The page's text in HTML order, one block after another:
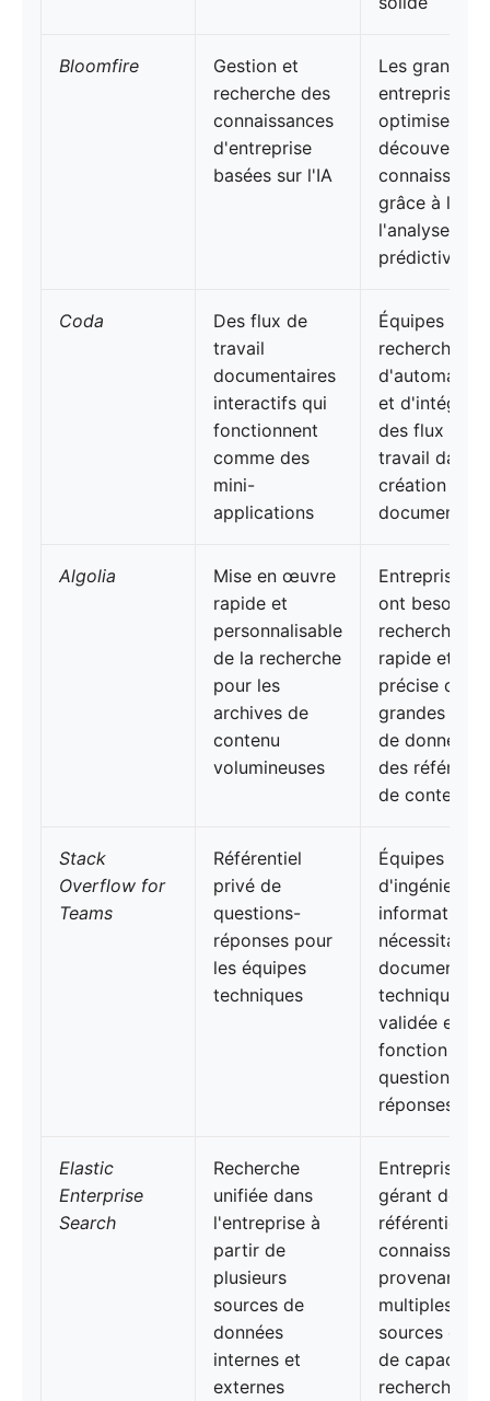
Bloomfire
Gestion et
recherche des
connaissances
d'entreprise
basées sur l'IA
Les grandes
entreprises
optimisent la
découverte
grâce à l'IA
l'analyse
prédictive
Coda
Des flux de
travail
documentaires
interactifs qui
fonctionnent
comme des
mini-
applications
Équipes à la
recherche
et
des flux de
travail dans
création de
documents
Algolia
Mise en œuvre
rapide et
personnalisable
de la recherche
pour les
archives de
contenu
volumineuses
Entreprises
ont besoin
recherche
rapide et
précise dans
grandes
de données
des
de contenu
Stack
Overflow for
Teams
Référentiel
privé de
questions-
réponses pour
les équipes
techniques
Équipes
d'ingénierie
nécessitant
technique
validée et
fonction de
questions-
réponses
Elastic
Enterprise
Search
Recherche
unifiée dans
l'entreprise à
partir de
plusieurs
sources de
données
internes et
externes
Entreprises
gérant de
référentiels
provenant de
multiples
sources et
de capacités
recherche